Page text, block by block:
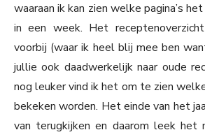
waaraan ik kan zien welke pagina’s
in een week. Het
voorbij (waar ik heel blij mee ben
jullie ook daadwerkelijk naar oude
nog leuker vind ik het om te zien
bekeken worden. Het einde van het
van terugkijken en daarom leek